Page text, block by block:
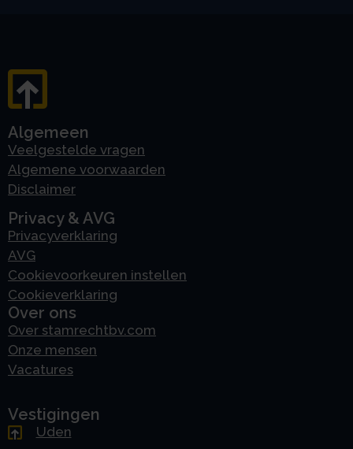
Algemeen
Veelgestelde vragen
Algemene voorwaarden
Disclaimer
Privacy & AVG
Privacyverklaring
AVG
Cookievoorkeuren instellen
Cookieverklaring
Over ons
Over stamrechtbv.com
Onze mensen
Vacatures
Vestigingen
Uden